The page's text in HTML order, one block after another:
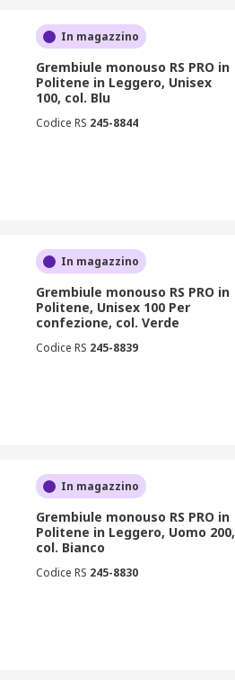
In magazzino
Grembiule monouso RS PRO in
Politene in Leggero, Unisex
100, col. Blu
Codice RS 245-8844
In magazzino
Grembiule monouso RS PRO in
Politene, Unisex 100 Per
confezione, col. Verde
Codice RS 245-8839
In magazzino
Grembiule monouso RS PRO in
Politene in Leggero, Uomo 200,
col. Bianco
Codice RS 245-8830